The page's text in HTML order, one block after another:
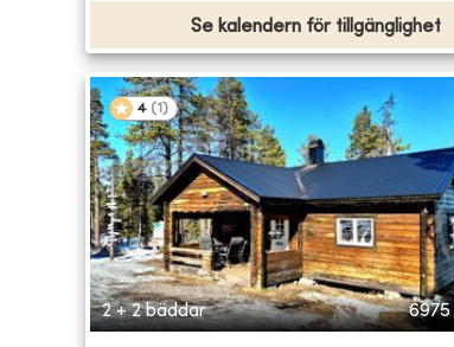
Se kalendern för tillgänglighet
4 (1 )
2 + 2 bäddar 6975